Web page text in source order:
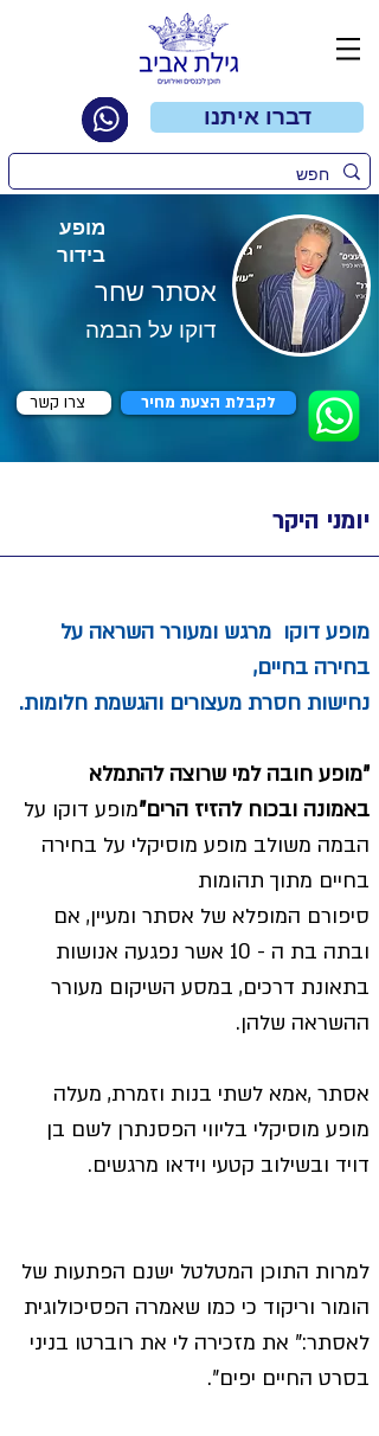
דברו איתנו
אסתר שחר
דוקו על הבמה
צרו קשר לקבלת הצעת מחיר
מופע
בידור
יומני היקר
מופע דוקו  מרגש ומעורר השראה על
בחירה בחיים,
נחישות חסרת מעצורים והגשמת חלומות.
"מופע חובה למי שרוצה להתמלא
באמונה ובכוח להזיז הרים"מופע דוקו על
הבמה משולב מופע מוסיקלי על בחירה
בחיים מתוך תהומות
סיפורם המופלא של אסתר ומעיין, אם
ובתה בת ה - 10 אשר נפגעה אנושות
בתאונת דרכים, במסע השיקום מעורר
ההשראה שלהן.
אסתר ,אמא לשתי בנות וזמרת, מעלה
מופע מוסיקלי בליווי הפסנתרן לשם בן
דויד ובשילוב קטעי וידאו מרגשים.
למרות התוכן המטלטל ישנם הפתעות של
הומור וריקוד כי כמו שאמרה הפסיכולוגית
לאסתר:" את מזכירה לי את רוברטו בניני
בסרט החיים יפים".